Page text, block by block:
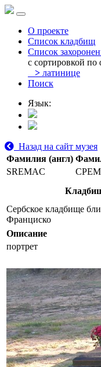
О проекте
Список кладбищ
Список
с сортировкой
> латинице
Поиск
Язык:
Назад на сайт музея
Фамилия (англ)
SREMAC
Сербское кладбище
Франциско
Описание
портрет